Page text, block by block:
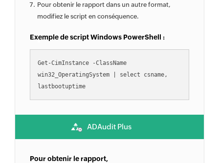
Pour obtenir le rapport dans un autre format,
modifiez le script en conséquence.
Exemple de script Windows PowerShell :
Get-CimInstance -ClassName
win32_OperatingSystem | select csname,
ADAudit Plus
Pour obtenir le rapport,